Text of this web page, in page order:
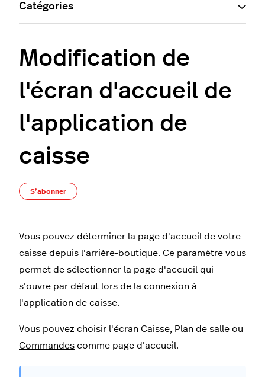
Modification de
l'écran d'accueil de
l'application de
caisse
S’abonner
Vous pouvez déterminer la page d'accueil de votre
caisse depuis l'arrière-boutique. Ce paramètre vous
permet de sélectionner la page d'accueil qui
s'ouvre par défaut lors de la connexion à
l'application de caisse.
Vous pouvez choisir l'écran Caisse, Plan de salle ou
Commandes comme page d'accueil.
Catégories